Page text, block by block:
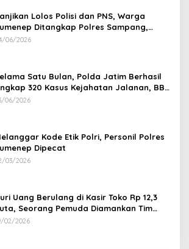
Lolos Polisi dan PNS, Warga
Ditangkap Polres Sampang,
Rugi Rp 600 juta
06/2026
Satu Bulan, Polda Jatim Berhasil
320 Kasus Kejahatan Jalanan, BB
Sepeda Motor dan 12 Mobil Diamankan
06/2026
Kode Etik Polri, Personil Polres
Dipecat
03/2026
Uang Berulang di Kasir Toko Rp 12,3
Seorang Pemuda Diamankan Tim
Polsek Lenteng Sumenep
02/2026